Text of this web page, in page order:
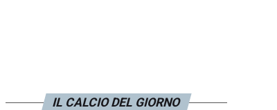
IL CALCIO DEL GIORNO